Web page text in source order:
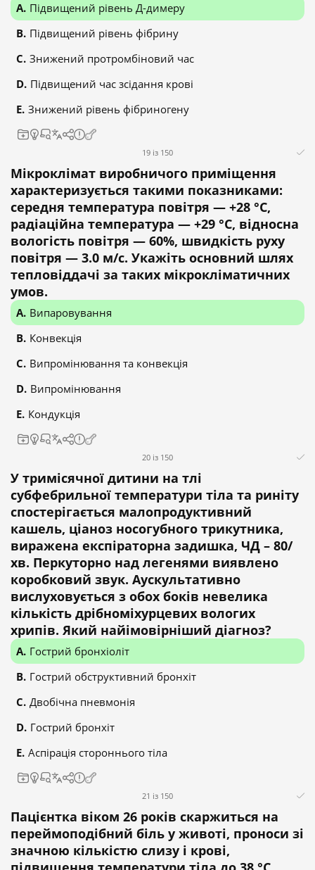
Підвищений рівень Д-димеру
Підвищений рівень фібрину
Знижений протромбіновий час
Підвищений час зсідання крові
Знижений рівень фібриногену
19 із 150
Мікроклімат виробничого приміщення
характеризується такими показниками:
середня температура повітря — +28 °C,
радіаційна температура — +29 °C, відносна
вологість повітря — 60%, швидкість руху
повітря — 3.0 м/с. Укажіть основний шлях
тепловіддачі за таких мікрокліматичних
умов.
Випаровування
Конвекція
Випромінювання та конвекція
Випромінювання
Кондукція
20 із 150
У тримісячної дитини на тлі
субфебрильної температури тіла та риніту
спостерігається малопродуктивний
кашель, ціаноз носогубного трикутника,
виражена експіраторна задишка, ЧД – 80/
хв. Перкуторно над легенями виявлено
коробковий звук. Аускультативно
вислуховується з обох боків невелика
кількість дрібноміхурцевих вологих
хрипів. Який найімовірніший діагноз?
Гострий бронхіоліт
Гострий обструктивний бронхіт
Двобічна пневмонія
Гострий бронхіт
Аспірація стороннього тіла
21 із 150
Пацієнтка віком 26 років скаржиться на
переймоподібний біль у животі, проноси зі
значною кількістю слизу і крові,